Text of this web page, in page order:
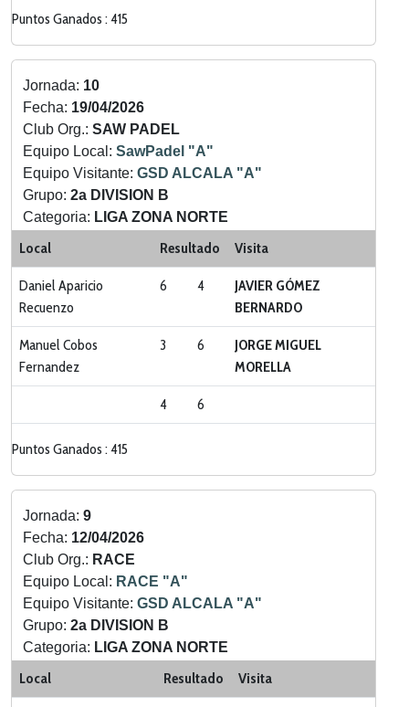
Puntos Ganados : 415
Jornada: 10
Fecha: 19/04/2026
Club Org.: SAW PADEL
Equipo Local: SawPadel "A"
Equipo Visitante: GSD ALCALA "A"
Grupo: 2a DIVISION B
Categoria: LIGA ZONA NORTE
Local Resultado Visita
Daniel Aparicio
Recuenzo
6 4
JAVIER GÓMEZ
BERNARDO
Manuel Cobos
Fernandez
3 6
JORGE MIGUEL
MORELLA
4 6
Puntos Ganados : 415
Jornada: 9
Fecha: 12/04/2026
Club Org.: RACE
Equipo Local: RACE "A"
Equipo Visitante: GSD ALCALA "A"
Grupo: 2a DIVISION B
Categoria: LIGA ZONA NORTE
Local Resultado Visita